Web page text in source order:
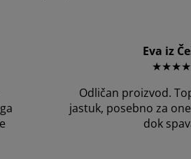
Eva iz
Odličan proizvod.
jastuk, posebno za
dok